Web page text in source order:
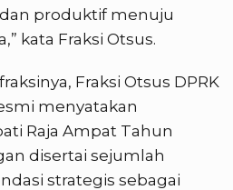
produktif menuju
kata Fraksi Otsus.
Fraksi Otsus DPRK
menyatakan
Raja Ampat Tahun
disertai sejumlah
strategis sebagai